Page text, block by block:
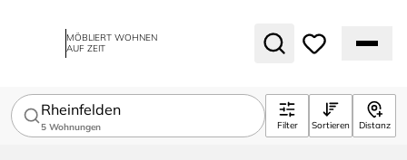
MÖBLIERT WOHNEN
AUF ZEIT
Rheinfelden
5 Wohnungen Filter Sortieren Distanz